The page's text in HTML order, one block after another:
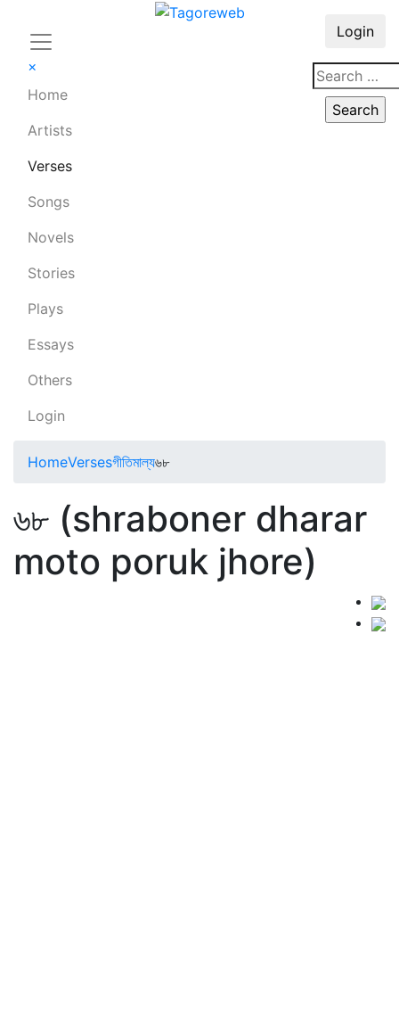
×
Home
Artists
Verses
Songs
Novels
Stories
Plays
Essays
Others
Login
Login
HomeVersesগীতিমাল্য৬৮
৬৮ (shraboner dharar
moto poruk jhore)